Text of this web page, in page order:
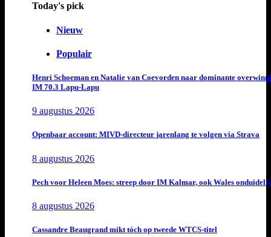
Today's pick
Nieuw
Populair
Henri Schoeman en Natalie van Coevorden naar dominante
IM 70.3 Lapu-Lapu
9 augustus 2026
Openbaar account: MIVD-directeur jarenlang te volgen via Strava
8 augustus 2026
Pech voor Heleen Moes: streep door IM Kalmar, ook Wales
8 augustus 2026
Cassandre Beaugrand mikt tóch op tweede WTCS-titel